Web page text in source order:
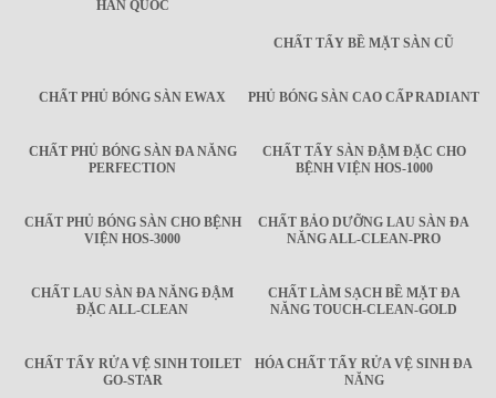
HÀN QUỐC
CHẤT TẨY BỀ MẶT SÀN CŨ
CHẤT PHỦ BÓNG SÀN EWAX PHỦ BÓNG SÀN CAO CẤP RADIANT
CHẤT PHỦ BÓNG SÀN ĐA NĂNG
PERFECTION
CHẤT TẨY SÀN ĐẬM ĐẶC CHO
BỆNH VIỆN HOS-1000
CHẤT PHỦ BÓNG SÀN CHO BỆNH
VIỆN HOS-3000
CHẤT BẢO DƯỠNG LAU SÀN ĐA
NĂNG ALL-CLEAN-PRO
CHẤT LAU SÀN ĐA NĂNG ĐẬM
ĐẶC ALL-CLEAN
CHẤT LÀM SẠCH BỀ MẶT ĐA
NĂNG TOUCH-CLEAN-GOLD
CHẤT TẨY RỬA VỆ SINH TOILET
GO-STAR
HÓA CHẤT TẨY RỬA VỆ SINH ĐA
NĂNG